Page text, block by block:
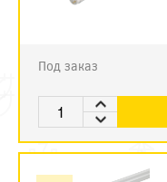
Под заказ